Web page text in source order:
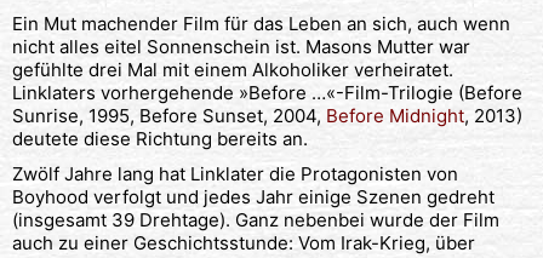
Ein Mut machender Film für das Leben an sich, auch wenn
nicht alles eitel Sonnenschein ist. Masons Mutter war
gefühlte drei Mal mit einem Alkoholiker verheiratet.
Linklaters vorhergehende »Before …«-Film-Trilogie (Before
Sunrise, 1995, Before Sunset, 2004, Before Midnight, 2013)
deutete diese Richtung bereits an.
Zwölf Jahre lang hat Linklater die Protagonisten von
Boyhood verfolgt und jedes Jahr einige Szenen gedreht
(insgesamt 39 Drehtage). Ganz nebenbei wurde der Film
auch zu einer Geschichtsstunde: Vom Irak-Krieg, über